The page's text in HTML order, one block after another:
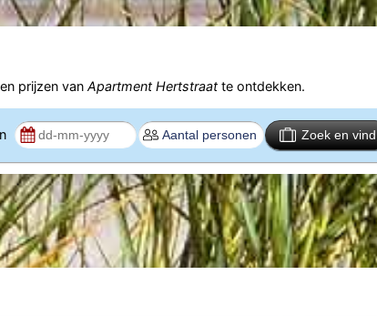
prijzen van Apartment Hertstraatte ontdekken.
Zoek en vind